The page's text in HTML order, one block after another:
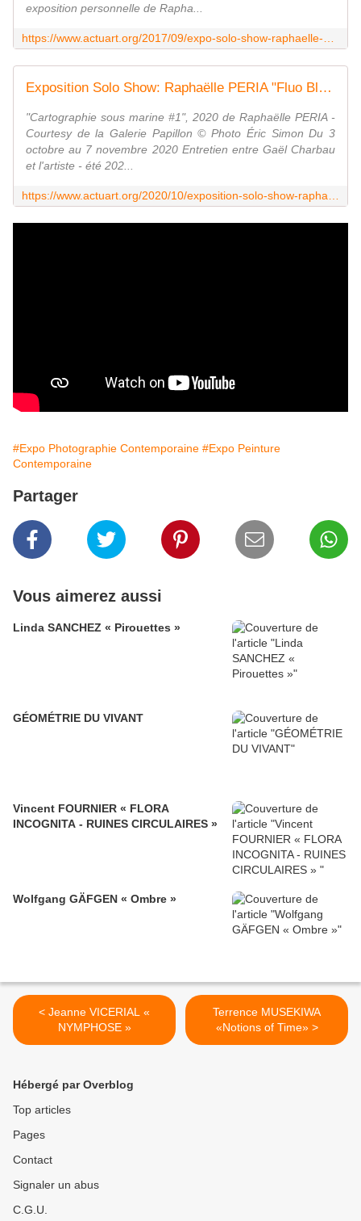
exposition personnelle de Rapha...
Exposition Solo Show: Raphaëlle PERIA "Fluo Bleaching" - ACTUART by Eric SIMON
"Cartographie sous marine #1", 2020 de Raphaëlle PERIA -
Courtesy de la Galerie Papillon © Photo Éric Simon Du 3
octobre au 7 novembre 2020 Entretien entre Gaël Charbau
et l'artiste - été 202...
#Expo Photographie Contemporaine #Expo Peinture
Contemporaine
Partager
Vous aimerez aussi
Linda SANCHEZ « Pirouettes »
GÉOMÉTRIE DU VIVANT
Vincent FOURNIER « FLORA
INCOGNITA - RUINES CIRCULAIRES »
Wolfgang GÄFGEN « Ombre »
< Jeanne VICERIAL «
NYMPHOSE »
Terrence MUSEKIWA
«Notions of Time» >
Hébergé par Overblog
Top articles
Pages
Contact
Signaler un abus
C.G.U.